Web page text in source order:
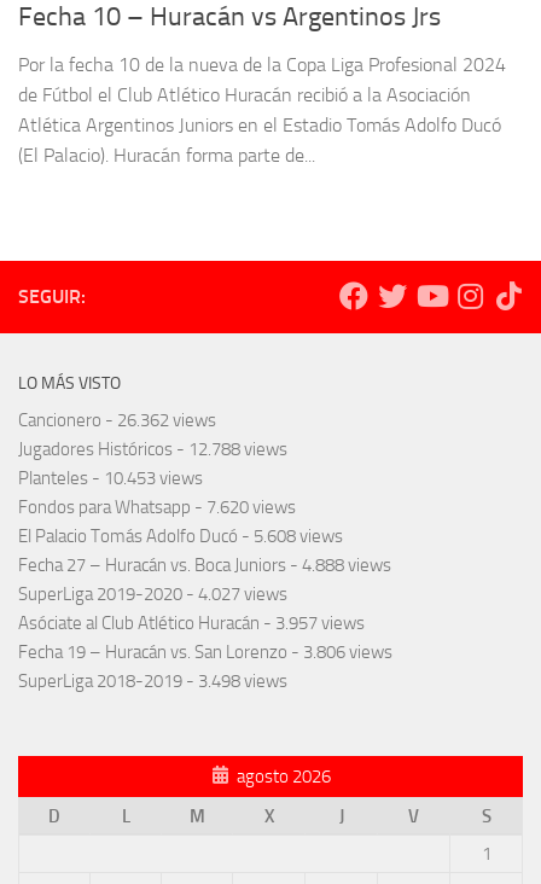
Fecha 10 – Huracán vs Argentinos Jrs
Por la fecha 10 de la nueva de la Copa Liga Profesional 2024
de Fútbol el Club Atlético Huracán recibió a la Asociación
Atlética Argentinos Juniors en el Estadio Tomás Adolfo Ducó
(El Palacio). Huracán forma parte de...
SEGUIR:
LO MÁS VISTO
Cancionero - 26.362 views
Jugadores Históricos - 12.788 views
Planteles - 10.453 views
Fondos para Whatsapp - 7.620 views
El Palacio Tomás Adolfo Ducó - 5.608 views
Fecha 27 – Huracán vs. Boca Juniors - 4.888 views
SuperLiga 2019-2020 - 4.027 views
Asóciate al Club Atlético Huracán - 3.957 views
Fecha 19 – Huracán vs. San Lorenzo - 3.806 views
SuperLiga 2018-2019 - 3.498 views
agosto 2026
D
L M X J V
S
1